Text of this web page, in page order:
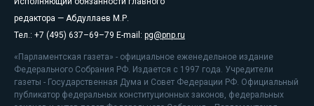
редактора — Абдуллаев М.Р.
Тел.: +7 (495) 637–69–79 E-mail: pg@pnp.ru
«Парламентская газета» - официальное еженедельное издание
Федерального Собрания РФ. Издается с 1997 года. Учредители
газеты - Государственная Дума и Совет Федерации РФ. Официальный
публикатор федеральных конституционных законов, федеральных